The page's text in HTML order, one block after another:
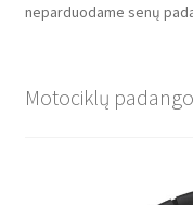
neparduodame senų
Motociklų